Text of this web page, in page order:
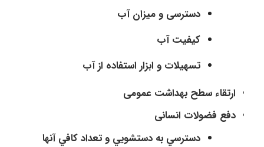
دسترسی و میزان آب
کیفیت آب
تسهيلات و ابزار استفاده از آب
ارتقاء سطح بهداشت عمومی
دفع فضولات انسانی
دسترسي به دستشويي و تعداد كافي آنها